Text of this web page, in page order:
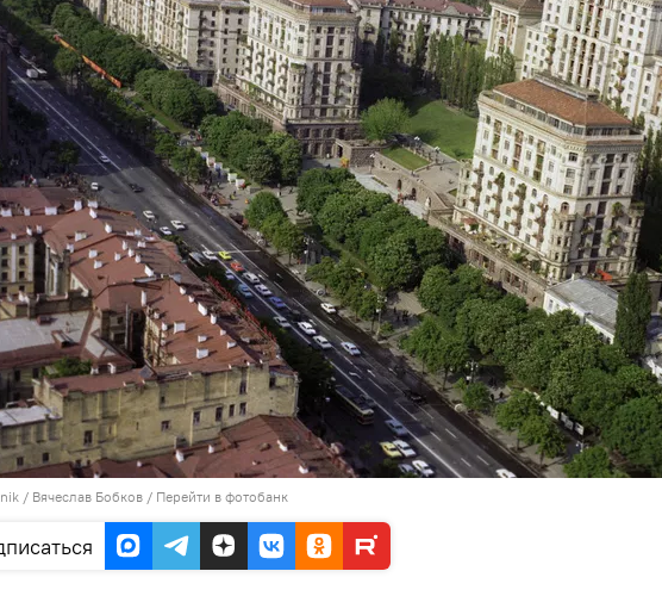
/ Вячеслав Бобков / Перейти в фотобанк